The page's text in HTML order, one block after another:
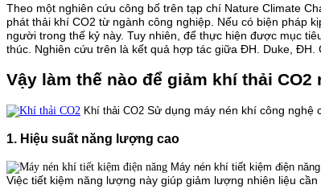
Theo một nghiên cứu công bố trên tạp chí Nature Climate
phát thải khí CO2 từ ngành công nghiệp. Nếu có biện pháp
người trong thế kỷ này. Tuy nhiên, để thực hiện được mục
thúc. Nghiên cứu trên là kết quả hợp tác giữa ĐH. Duke, ĐH.
Vậy làm thế nào để giảm khí thải
Khí thải CO2 Sử dụng máy nén khí công nghệ
1. Hiệu suất năng lượng cao
Máy nén khí tiết kiệm điện năng
Việc tiết kiệm năng lượng này giúp giảm lượng nhiên liệu